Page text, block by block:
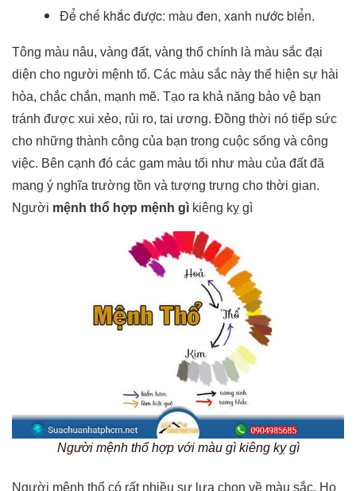
Để chế khắc được: màu đen, xanh nước biển.
Tông màu nâu, vàng đất, vàng thổ chính là màu sắc đại
diện cho người mệnh tổ. Các màu sắc này thể hiện sự hài
hòa, chắc chắn, mạnh mẽ. Tạo ra khả năng bảo vệ bạn
tránh được xui xẻo, rủi ro, tai ương. Đồng thời nó tiếp sức
cho những thành công của bạn trong cuộc sống và công
việc. Bên cạnh đó các gam màu tối như màu của đất đã
mang ý nghĩa trường tồn và tượng trưng cho thời gian.
Người mệnh thổ hợp mệnh gì kiêng kỵ gì
Người mệnh thổ hợp với màu gì kiêng kỵ gì
Người mệnh thổ có rất nhiều sự lựa chọn về màu sắc. Họ